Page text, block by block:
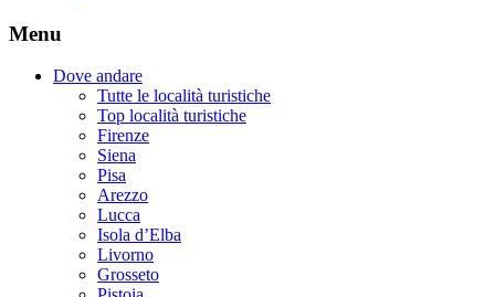
Menu
Dove andare
Tutte le località turistiche
Top località turistiche
Firenze
Siena
Pisa
Arezzo
Lucca
Isola d’Elba
Livorno
Grosseto